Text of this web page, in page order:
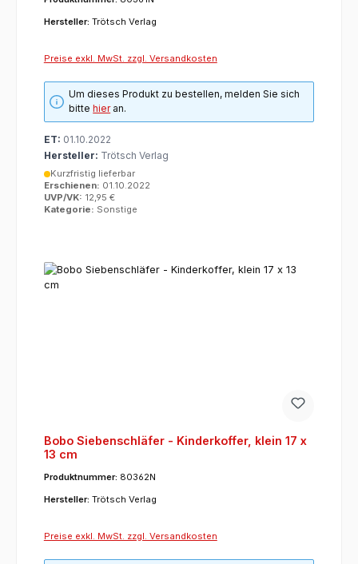
Hersteller: Trötsch Verlag
Preise exkl. MwSt. zzgl. Versandkosten
Um dieses Produkt zu bestellen, melden Sie sich
bittehieran.
ET: 01.10.2022
Hersteller: Trötsch Verlag
Kurzfristig lieferbar
Erschienen: 01.10.2022
UVP/VK: 12,95 €
Kategorie: Sonstige
Bobo Siebenschläfer - Kinderkoffer, klein 17 x
13 cm
Produktnummer: 80362N
Hersteller: Trötsch Verlag
Preise exkl. MwSt. zzgl. Versandkosten